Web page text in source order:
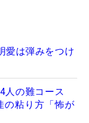
は弾みをつけ
4人の難コース
の粘り方「怖が